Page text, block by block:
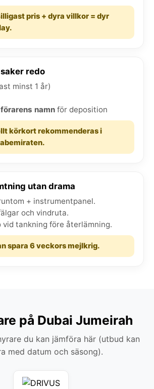
pris + dyra villkor = dyr
redo
minst 1 år)
namn för deposition
körkort rekommenderas i
utan drama
+ instrumentpanel.
och vindruta.
vid tankning före återlämning.
spara 6 veckors mejlkrig.
på Dubai Jumeirah
du kan jämföra här (utbud kan
med datum och säsong).